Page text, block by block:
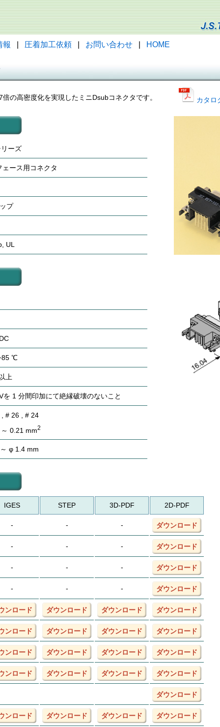
報 圧着加工依頼 お問い合わせ HOME
の高密度化を実現したミニDsubコネクタです。
ーズ
ェース用コネクタ
プ
UL
℃
上
を 1 分間印加にて絶縁破壊のないこと
, # 26 , # 24
0.21 mm2
φ 1.4 mm
カタロ
IGES STEP 3D-PDF 2D-PDF
- - - ダウンロード
- - - ダウンロード
- - - ダウンロード
- - - ダウンロード
ンロード ダウンロード ダウンロード ダウンロード
ンロード ダウンロード ダウンロード ダウンロード
ンロード ダウンロード ダウンロード ダウンロード
ンロード ダウンロード ダウンロード ダウンロード
ダウンロード
ンロード ダウンロード ダウンロード ダウンロード